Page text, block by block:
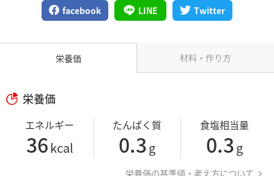
facebook LINE Twitter
栄養価 材料・作り方
栄養価
エネルギー
36kcal
たんぱく質
0.3g
食塩相当量
0.3g